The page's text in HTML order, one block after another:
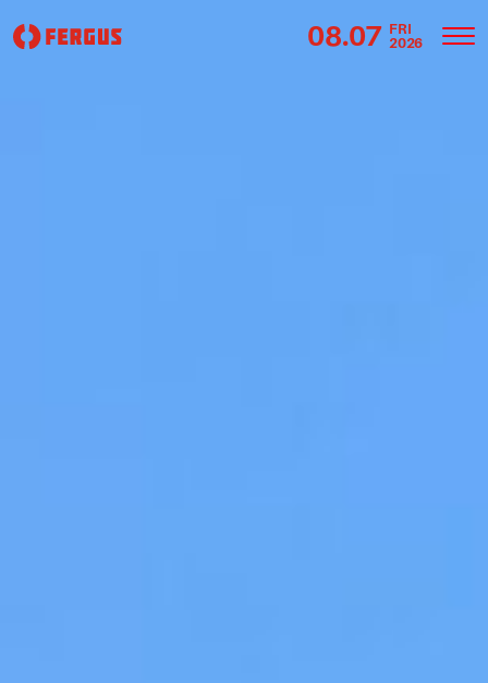
08.07 FRI
2026